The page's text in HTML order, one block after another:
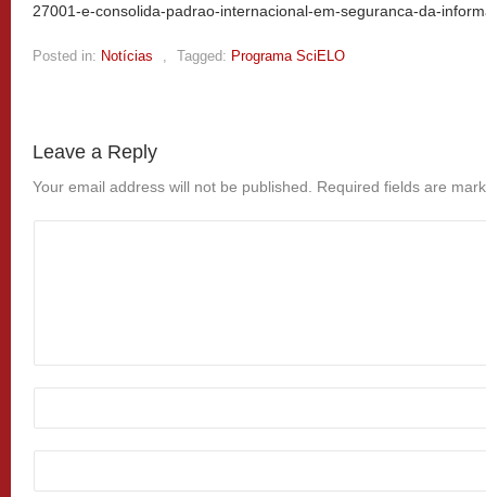
27001-e-consolida-padrao-internacional-em-seguranca-da-
Posted in: Notícias Tagged: Programa SciELO
Leave a Reply
Your email address will not be published. Required fields are